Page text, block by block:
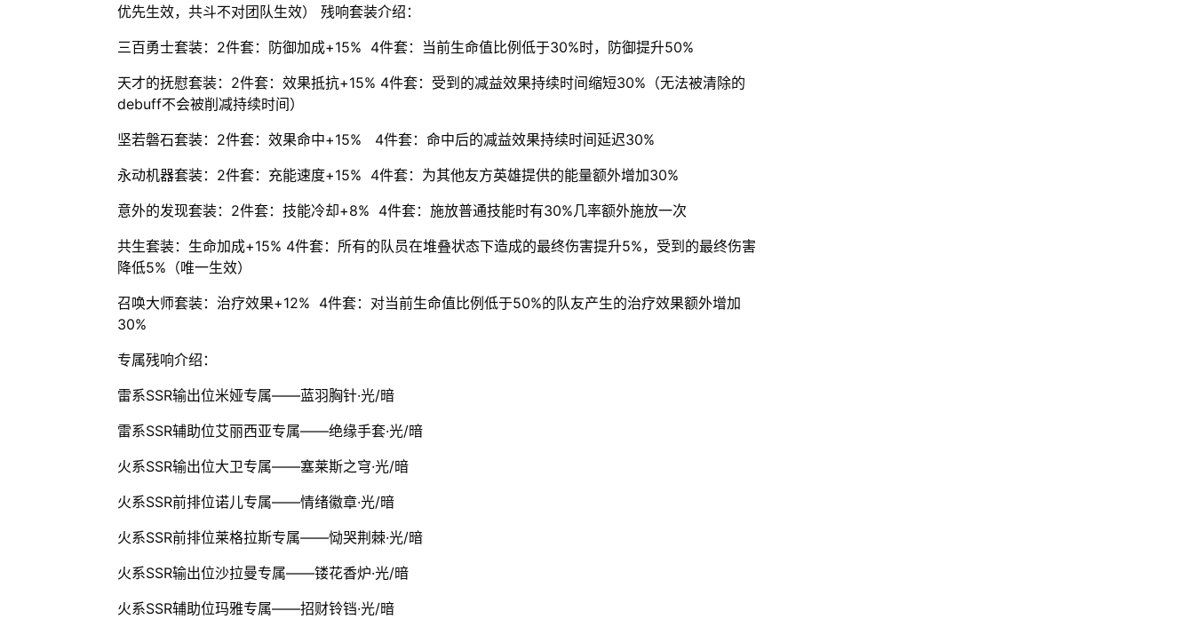
优先生效，共斗不对团队生效） 残响套装介绍：
三百勇士套装：2件套：防御加成+15% 4件套：当前生命值比例低于30%时，防御提升50%
天才的抚慰套装：2件套：效果抵抗+15% 4件套：受到的减益效果持续时间缩短30%（无法被清除的
debuff不会被削减持续时间）
坚若磐石套装：2件套：效果命中+15% 4件套：命中后的减益效果持续时间延迟30%
永动机器套装：2件套：充能速度+15% 4件套：为其他友方英雄提供的能量额外增加30%
意外的发现套装：2件套：技能冷却+8% 4件套：施放普通技能时有30%几率额外施放一次
共生套装：生命加成+15% 4件套：所有的队员在堆叠状态下造成的最终伤害提升5%，受到的最终伤害
降低5%（唯一生效）
召唤大师套装：治疗效果+12% 4件套：对当前生命值比例低于50%的队友产生的治疗效果额外增加
30%
专属残响介绍：
雷系SSR输出位米娅专属——蓝羽胸针·光/暗
雷系SSR辅助位艾丽西亚专属——绝缘手套·光/暗
火系SSR输出位大卫专属——塞莱斯之穹·光/暗
火系SSR前排位诺儿专属——情绪徽章·光/暗
火系SSR前排位莱格拉斯专属——恸哭荆棘·光/暗
火系SSR输出位沙拉曼专属——镂花香炉·光/暗
火系SSR辅助位玛雅专属——招财铃铛·光/暗